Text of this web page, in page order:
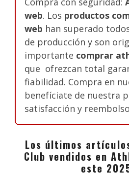
web. Los productos
web han superado
de producción y son
importante comprar
que ofrezcan total
fiabilidad. Compra en
benefíciate de nuestra
satisfacción y
Los últimos
Club vendidos en
este